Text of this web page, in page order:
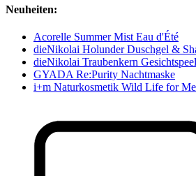
Neuheiten:
Acorelle Summer Mist Eau d'Été
dieNikolai Holunder Duschgel &
dieNikolai Traubenkern
GYADA Re:Purity Nachtmaske
i+m Naturkosmetik Wild Life for